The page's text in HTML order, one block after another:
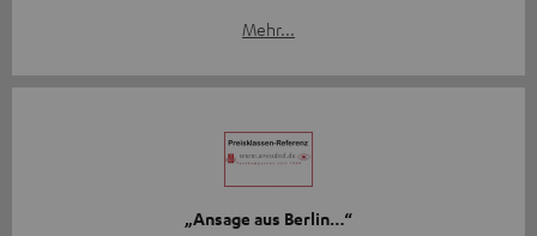
Mehr...
„Ansage aus Berlin…“